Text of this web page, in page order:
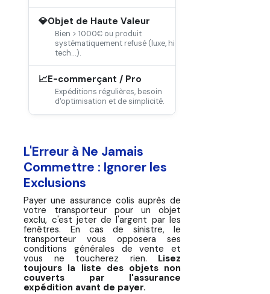
💎Objet de Haute Valeur
Bien > 1000€ ou produit
systématiquement refusé (luxe, high-
tech...).
📈E-commerçant / Pro
Expéditions régulières, besoin
d'optimisation et de simplicité.
L'Erreur à Ne Jamais
Commettre : Ignorer les
Exclusions
Payer une assurance colis auprès de
votre transporteur pour un objet
exclu, c'est jeter de l'argent par les
fenêtres. En cas de sinistre, le
transporteur vous opposera ses
conditions générales de vente et
vous ne toucherez rien. Lisez
toujours la liste des objets non
couverts par l'assurance
expédition avant de payer.